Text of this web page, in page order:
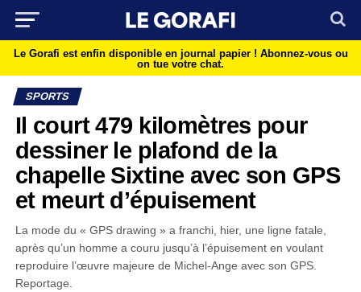
Le Gorafi est enfin disponible en journal papier ! Abonnez-vous ou
on tue votre chat.
SPORTS
Il court 479 kilomètres pour
dessiner le plafond de la
chapelle Sixtine avec son GPS
et meurt d’épuisement
La mode du « GPS drawing » a franchi, hier, une ligne fatale,
après qu’un homme a couru jusqu’à l’épuisement en voulant
reproduire l’œuvre majeure de Michel-Ange avec son GPS.
Reportage.